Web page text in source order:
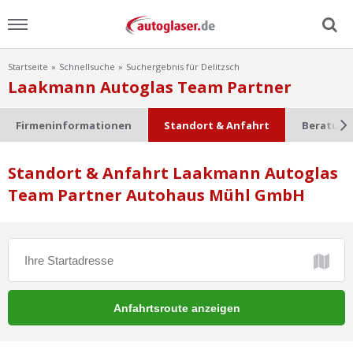
Menu
Home
Ratgeber
Scheibensuche
Startseite Schnellsuche Suchergebnis für Delitzsch
Laakmann Autoglas Team Partner
Firmeninformationen Standort & Anfahrt
Standort & Anfahrt Laakmann Autoglas
Team Partner Autohaus Mühl GmbH